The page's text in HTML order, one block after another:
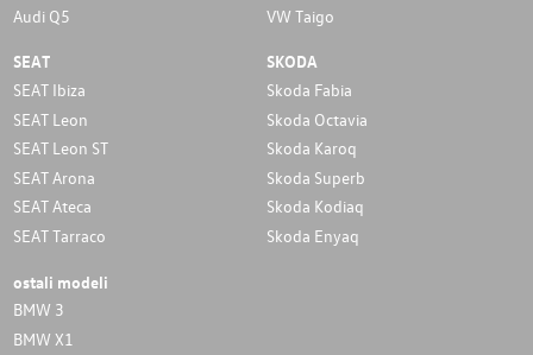
Audi Q5
VW Taigo
SEAT
SEAT Ibiza
SEAT Leon
SEAT Leon ST
SEAT Arona
SEAT Ateca
SEAT Tarraco
SKODA
Skoda Fabia
Skoda Octavia
Skoda Karoq
Skoda Superb
Skoda Kodiaq
Skoda Enyaq
ostali modeli
BMW 3
BMW X1